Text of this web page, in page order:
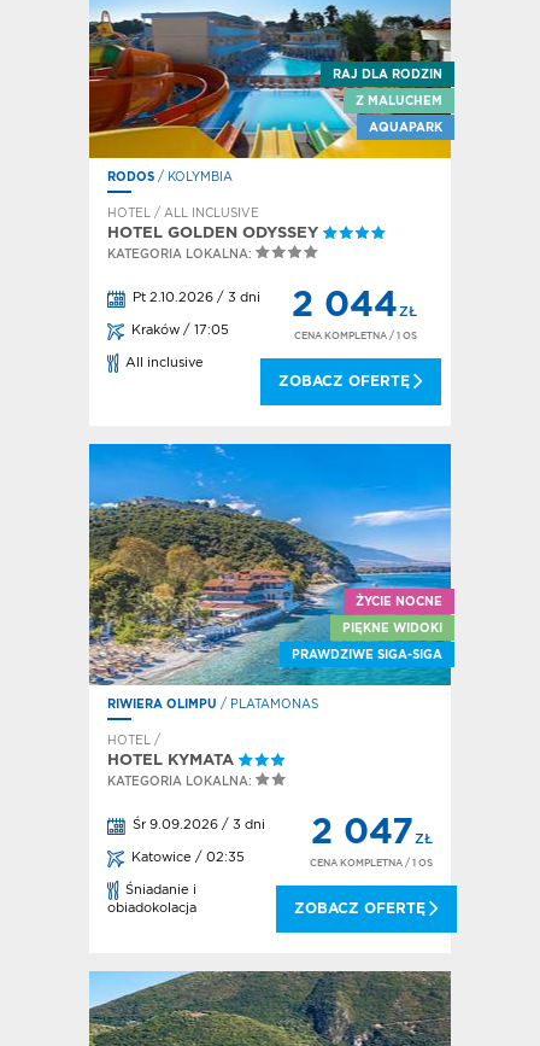
RAJ DLA RODZIN
Z MALUCHEM
AQUAPARK
RODOS / KOLYMBIA
HOTEL / ALL INCLUSIVE
HOTEL GOLDEN ODYSSEY
KATEGORIA LOKALNA:
Pt 2.10.2026 / 3 dni
Kraków / 17:05
All inclusive
2 044ZŁ
CENA KOMPLETNA / 1 OS
ZOBACZ OFERTĘ
ŻYCIE NOCNE
PIĘKNE WIDOKI
PRAWDZIWE SIGA-SIGA
RIWIERA OLIMPU / PLATAMONAS
HOTEL /
HOTEL KYMATA
KATEGORIA LOKALNA:
Śr 9.09.2026 / 3 dni
Katowice / 02:35
Śniadanie i
obiadokolacja
2 047ZŁ
CENA KOMPLETNA / 1 OS
ZOBACZ OFERTĘ